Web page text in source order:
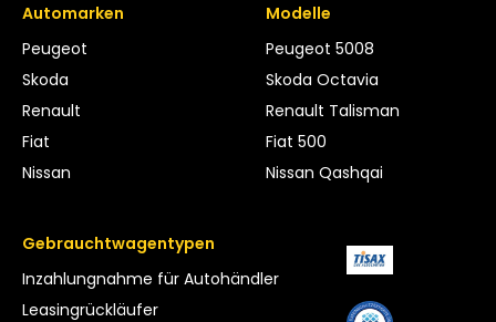
Automarken
Peugeot
Skoda
Renault
Fiat
Nissan
Modelle
Peugeot 5008
Skoda Octavia
Renault Talisman
Fiat 500
Nissan Qashqai
Gebrauchtwagentypen
Inzahlungnahme für Autohändler
Leasing­rückläufer